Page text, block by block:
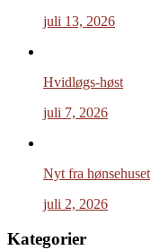
juli 13, 2026
Hvidløgs-høst
juli 7, 2026
Nyt fra hønsehuset
juli 2, 2026
Kategorier